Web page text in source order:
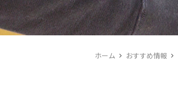
ホーム おすすめ情報